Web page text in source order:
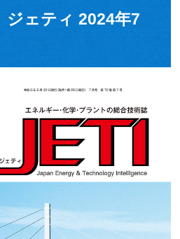
ェティ 2024年7